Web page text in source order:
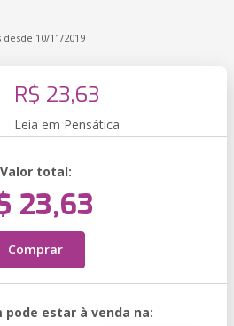
10/11/2019
R$ 23,63
Leia em Pensática
Valor total:
23,63
Comprar
estar à venda na: